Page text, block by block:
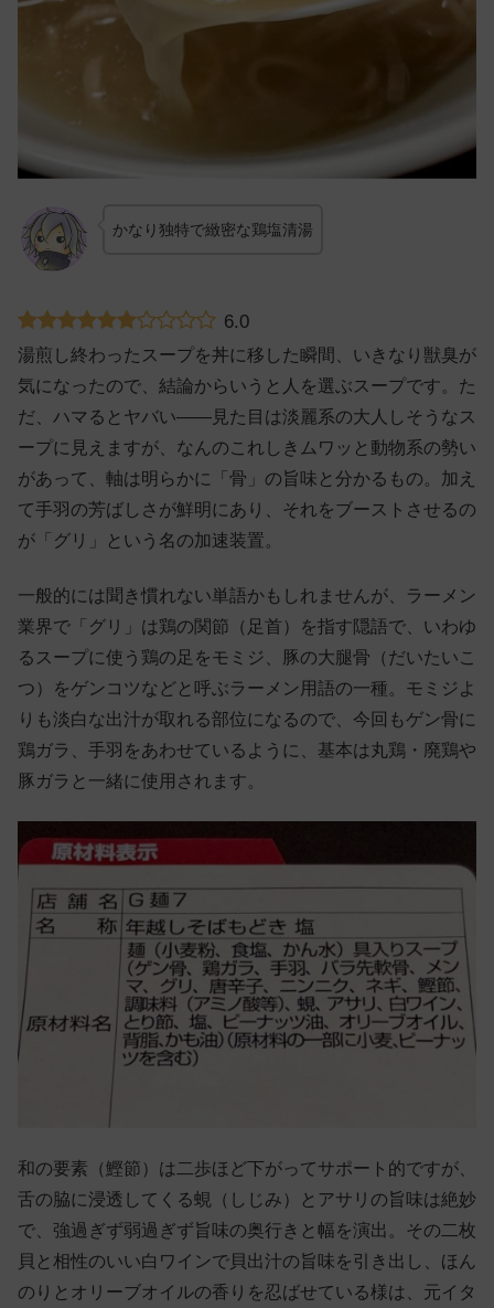
かなり独特で緻密な鶏塩清湯
6.0
湯煎し終わったスープを丼に移した瞬間、いきなり獣臭が
気になったので、結論からいうと人を選ぶスープです。た
だ、ハマるとヤバい——見た目は淡麗系の大人しそうなス
ープに見えますが、なんのこれしきムワッと動物系の勢い
があって、軸は明らかに「骨」の旨味と分かるもの。加え
て手羽の芳ばしさが鮮明にあり、それをブーストさせるの
が「グリ」という名の加速装置。
一般的には聞き慣れない単語かもしれませんが、ラーメン
業界で「グリ」は鶏の関節（足首）を指す隠語で、いわゆ
るスープに使う鶏の足をモミジ、豚の大腿骨（だいたいこ
つ）をゲンコツなどと呼ぶラーメン用語の一種。モミジよ
りも淡白な出汁が取れる部位になるので、今回もゲン骨に
鶏ガラ、手羽をあわせているように、基本は丸鶏・廃鶏や
豚ガラと一緒に使用されます。
和の要素（鰹節）は二歩ほど下がってサポート的ですが、
舌の脇に浸透してくる蜆（しじみ）とアサリの旨味は絶妙
で、強過ぎず弱過ぎず旨味の奥行きと幅を演出。その二枚
貝と相性のいい白ワインで貝出汁の旨味を引き出し、ほん
のりとオリーブオイルの香りを忍ばせている様は、元イタ